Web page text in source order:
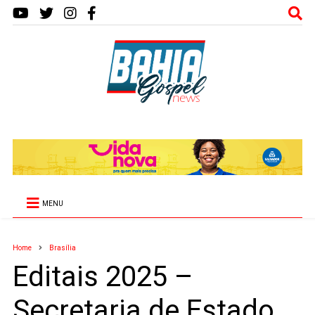
MENU
Home Brasília
Editais 2025 –